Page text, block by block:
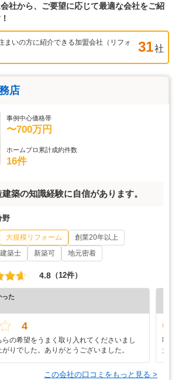
社から、ご要望に応じて最適な会社をご紹
まいの方に紹介できる加盟会社（リフォ
31社
店
事例中心価格帯
〜700万円
ホームプロ累計成約件数
16件
築の知識経験に自信があります。
野
大規模リフォーム
創業20年以上
築士 新築可 地元密着
4.8 （12件）
った
4
の希望をうまく取り入れてくださいまし
りでした。ありがとうございました。
職
た
この会社の口コミをもっと見る >